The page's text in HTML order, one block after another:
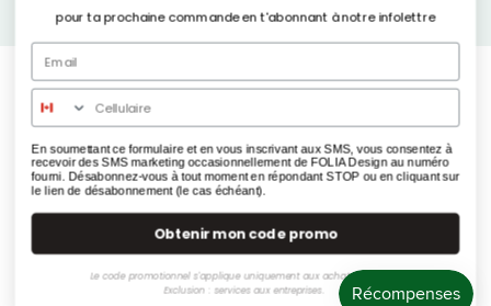
© 2026Folia Design.
pour ta prochaine commande en t'abonnant à notre infolettre
En soumettant ce formulaire et en vous inscrivant aux SMS, vous consentez à
recevoir des SMS marketing occasionnellement de FOLIA Design au numéro
fourni. Désabonnez-vous à tout moment en répondant STOP ou en cliquant sur
le lien de désabonnement (le cas échéant).
Obtenir mon code promo
Le code promotionnel s'applique uniquement aux achats boutique.
Exclusion : services aux entreprises.